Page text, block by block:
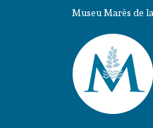
Museu Marès de